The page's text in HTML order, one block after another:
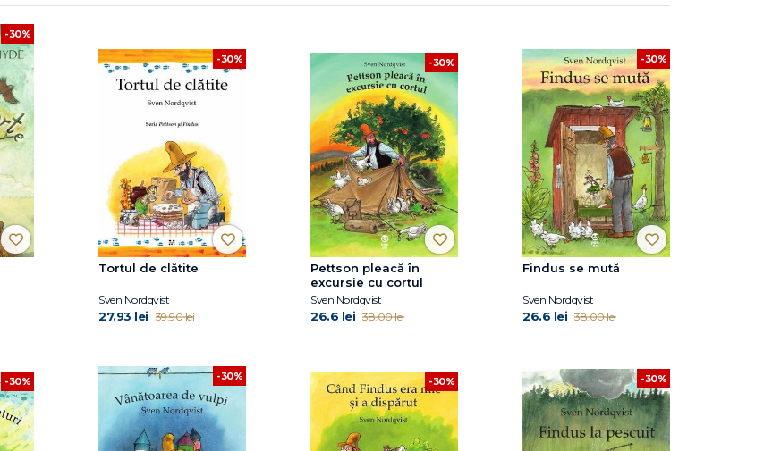
-30%
-30%
Tortul de clătite
Sven Nordqvist
27.93 lei 39.90 lei
-30%
Pettson pleacă în
excursie cu cortul
Sven Nordqvist
26.6 lei 38.00 lei
-30%
Findus se mută
Sven Nordqvist
26.6 lei 38.00 lei
-30% -30% -30% -30%